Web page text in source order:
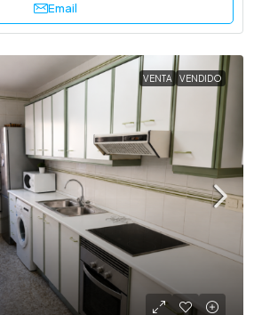
Email
VENTA VENDIDO